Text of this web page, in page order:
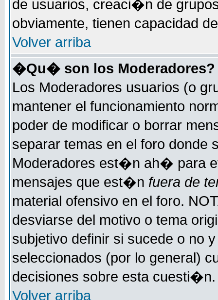
de usuarios, creaci�n de
obviamente, tienen capacidad
Volver arriba
�Qu� son los Moderadores?
Los Moderadores usuarios (o
mantener el funcionamiento
poder de modificar o borrar
separar temas en el foro donde
Moderadores est�n ah� para
mensajes que est�n fuera de
material ofensivo en el foro.
desviarse del motivo o tema
subjetivo definir si sucede o no
seleccionados (por lo general)
decisiones sobre esta cuesti�n.
Volver arriba